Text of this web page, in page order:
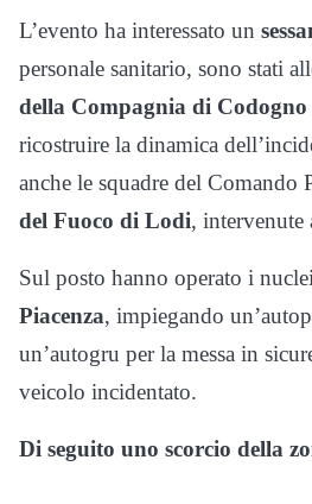
L’evento ha interessato un
personale sanitario, sono stati
della Compagnia di Codogno
ricostruire la dinamica
anche le squadre del Comando
del Fuoco di Lodi, intervenute
Sul posto hanno operato i
Piacenza, impiegando
un’autogru per la messa in
veicolo incidentato.
Di seguito uno scorcio della